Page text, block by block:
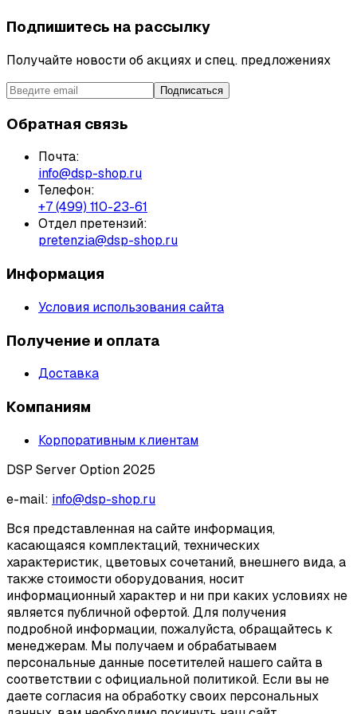
Подпишитесь на рассылку
Получайте новости об акциях и спец. предложениях
Подписаться
Обратная связь
Почта:
info@dsp-shop.ru
Телефон:
+7 (499) 110-23-61
Отдел претензий:
pretenzia@dsp-shop.ru
Информация
Условия использования сайта
Получение и оплата
Доставка
Компаниям
Корпоративным клиентам
DSP Server Option 2025
e-mail: info@dsp-shop.ru
Вся представленная на сайте информация,
касающаяся комплектаций, технических
характеристик, цветовых сочетаний, внешнего вида, а
также стоимости оборудования, носит
информационный характер и ни при каких условиях не
является публичной офертой. Для получения
подробной информации, пожалуйста, обращайтесь к
менеджерам. Мы получаем и обрабатываем
персональные данные посетителей нашего сайта в
соответствии с официальной политикой. Если вы не
даете согласия на обработку своих персональных